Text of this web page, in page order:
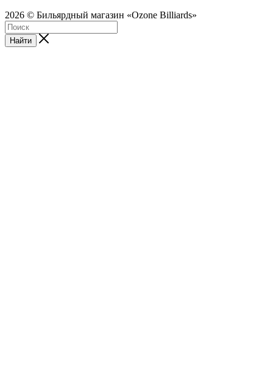
2026 © Бильярдный магазин «Ozone Billiards»
Найти